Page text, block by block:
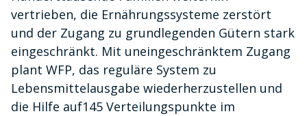
vertrieben, die Ernährungssysteme zerstört
und der Zugang zu grundlegenden Gütern stark
eingeschränkt. Mit uneingeschränktem Zugang
plant WFP, das reguläre System zu
Lebensmittelausgabe wiederherzustellen und
die Hilfe auf145 Verteilungspunkte im